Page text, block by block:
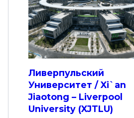
Ливерпульский
Университет / Xi`an
Jiaotong – Liverpool
University (XJTLU)